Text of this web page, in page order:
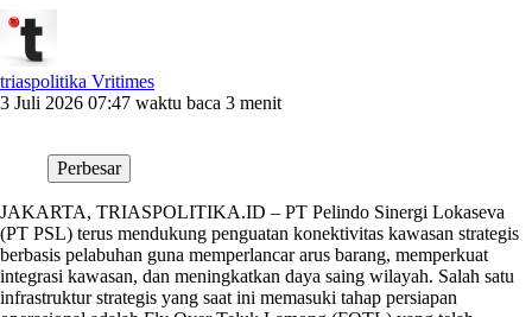
triaspolitika Vritimes
3 Juli 2026 07:47 waktu baca 3 menit
Perbesar
JAKARTA, TRIASPOLITIKA.ID – PT Pelindo Sinergi Lokaseva
(PT PSL) terus mendukung penguatan konektivitas kawasan strategis
berbasis pelabuhan guna memperlancar arus barang, memperkuat
integrasi kawasan, dan meningkatkan daya saing wilayah. Salah satu
infrastruktur strategis yang saat ini memasuki tahap persiapan